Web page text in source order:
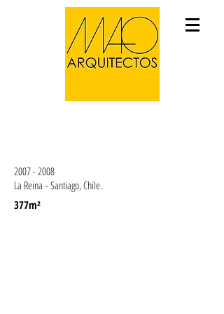
2007 - 2008
La Reina - Santiago, Chile.
377m²